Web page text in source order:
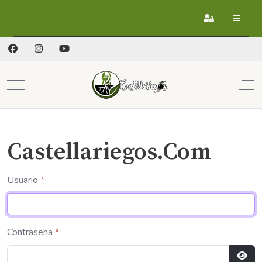
Registrarse
Mobile Menu Toggle
Castellariegos.Com
Usuario *
Contraseña *